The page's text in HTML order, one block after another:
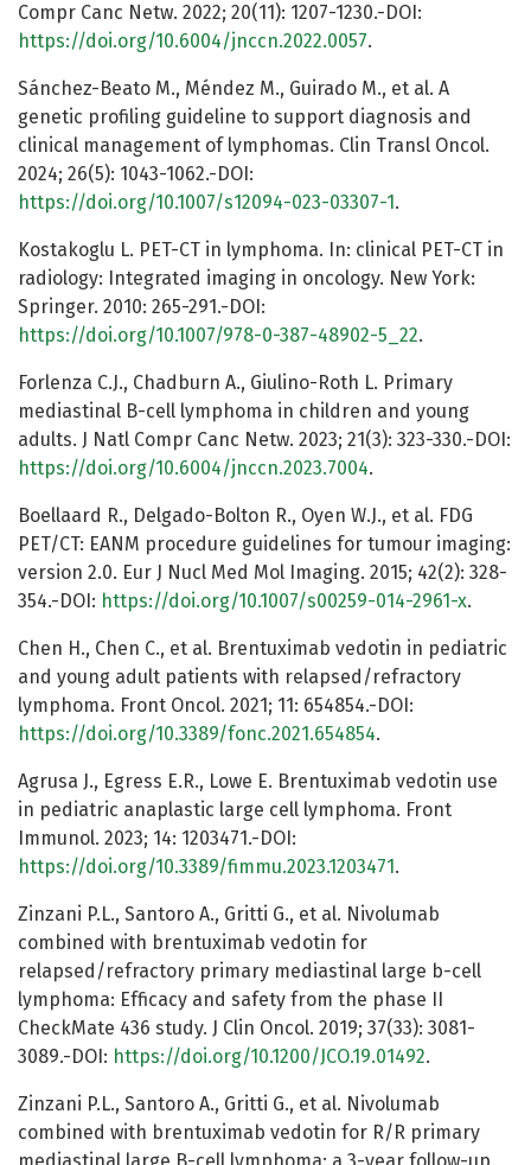
Compr Canc Netw. 2022; 20(11): 1207-1230.-DOI:
https://doi.org/10.6004/jnccn.2022.0057.
Sánchez-Beato M., Méndez M., Guirado M., et al. A
genetic profiling guideline to support diagnosis and
clinical management of lymphomas. Clin Transl Oncol.
2024; 26(5): 1043-1062.-DOI:
https://doi.org/10.1007/s12094-023-03307-1 .
Kostakoglu L. PET-CT in lymphoma. In: clinical PET-CT in
radiology: Integrated imaging in oncology. New York:
Springer. 2010: 265-291.-DOI:
https://doi.org/10.1007/978-0-387-48902-5_22.
Forlenza C.J., Chadburn A., Giulino-Roth L. Primary
mediastinal B-cell lymphoma in children and young
adults. J Natl Compr Canc Netw. 2023; 21(3): 323-330.-DOI:
https://doi.org/10.6004/jnccn.2023.7004.
Boellaard R., Delgado-Bolton R., Oyen W.J., et al. FDG
PET/CT: EANM procedure guidelines for tumour imaging:
version 2.0. Eur J Nucl Med Mol Imaging. 2015; 42(2): 328-
354.-DOI: https://doi.org/10.1007/s00259-014-2961-x.
Chen H., Chen C., et al. Brentuximab vedotin in pediatric
and young adult patients with relapsed/refractory
lymphoma. Front Oncol. 2021; 11: 654854.-DOI:
https://doi.org/10.3389/fonc.2021.654854.
Agrusa J., Egress E.R., Lowe E. Brentuximab vedotin use
in pediatric anaplastic large cell lymphoma. Front
Immunol. 2023; 14: 1203471.-DOI:
https://doi.org/10.3389/fimmu.2023.1203471 .
Zinzani P.L., Santoro A., Gritti G., et al. Nivolumab
combined with brentuximab vedotin for
relapsed/refractory primary mediastinal large b-cell
lymphoma: Efficacy and safety from the phase II
CheckMate 436 study. J Clin Oncol. 2019; 37(33): 3081-
3089.-DOI: https://doi.org/10.1200/JCO.19.01492.
Zinzani P.L., Santoro A., Gritti G., et al. Nivolumab
combined with brentuximab vedotin for R/R primary